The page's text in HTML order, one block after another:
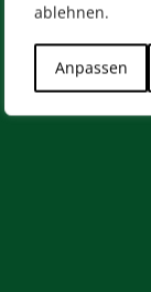
ablehnen.
Anpassen